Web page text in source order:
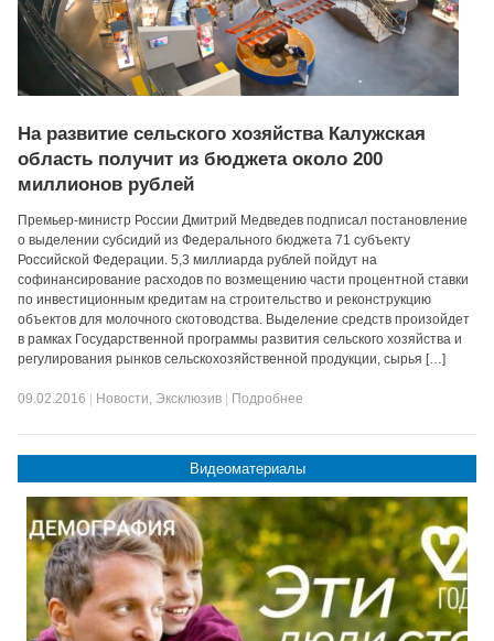
На развитие сельского хозяйства Калужская
область получит из бюджета около 200
миллионов рублей
Премьер-министр России Дмитрий Медведев подписал постановление
о выделении субсидий из Федерального бюджета 71 субъекту
Российской Федерации. 5,3 миллиарда рублей пойдут на
софинансирование расходов по возмещению части процентной ставки
по инвестиционным кредитам на строительство и реконструкцию
объектов для молочного скотоводства. Выделение средств произойдет
в рамках Государственной программы развития сельского хозяйства и
регулирования рынков сельскохозяйственной продукции, сырья […]
09.02.2016 Новости, Эксклюзив Подробнее
Видеоматериалы